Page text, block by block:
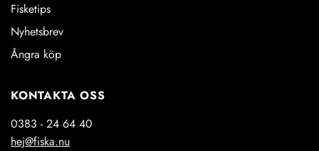
Fisketips
Nyhetsbrev
Ångra köp
KONTAKTA OSS
0383 - 24 64 40
hej@fiska.nu